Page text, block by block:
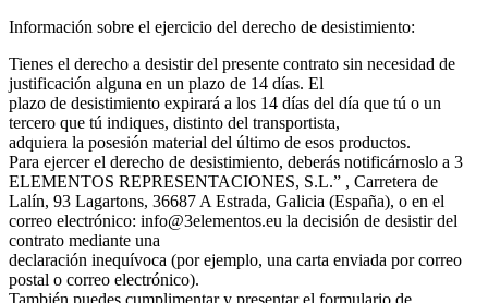
Información sobre el ejercicio del derecho de desistimiento:
Tienes el derecho a desistir del presente contrato sin necesidad de
justificación alguna en un plazo de 14 días. El
plazo de desistimiento expirará a los 14 días del día que tú o un
tercero que tú indiques, distinto del transportista,
adquiera la posesión material del último de esos productos.
Para ejercer el derecho de desistimiento, deberás notificárnoslo a 3
ELEMENTOS REPRESENTACIONES, S.L.” , Carretera de
Lalín, 93 Lagartons, 36687 A Estrada, Galicia (España), o en el
correo electrónico: info@3elementos.eu la decisión de desistir del
contrato mediante una
declaración inequívoca (por ejemplo, una carta enviada por correo
postal o correo electrónico).
También puedes cumplimentar y presentar el formulario de